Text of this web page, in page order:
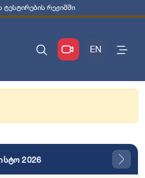
ტესტირების რეჟიმში
EN
2026